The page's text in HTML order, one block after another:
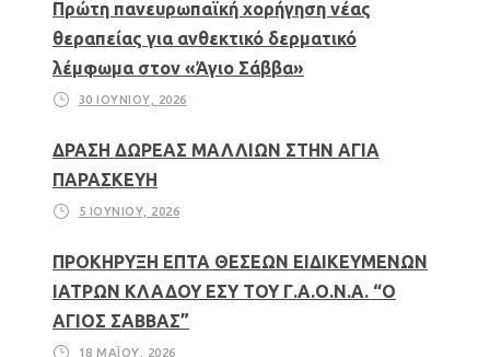
Πρώτη πανευρωπαϊκή χορήγηση νέας
θεραπείας για ανθεκτικό δερματικό
λέμφωμα στον «Άγιο Σάββα»
30 ΙΟΥΝΊΟΥ, 2026
ΔΡΑΣΗ ΔΩΡΕΑΣ ΜΑΛΛΙΩΝ ΣΤΗΝ ΑΓΙΑ
ΠΑΡΑΣΚΕΥΗ
5 ΙΟΥΝΊΟΥ, 2026
ΠΡΟΚΗΡΥΞΗ ΕΠΤΑ ΘΕΣΕΩΝ ΕΙΔΙΚΕΥΜΕΝΩΝ
ΙΑΤΡΩΝ ΚΛΑΔΟΥ ΕΣΥ ΤΟΥ Γ.Α.Ο.Ν.Α. “Ο
ΑΓΙΟΣ ΣΑΒΒΑΣ”
18 ΜΑΪ́ΟΥ, 2026